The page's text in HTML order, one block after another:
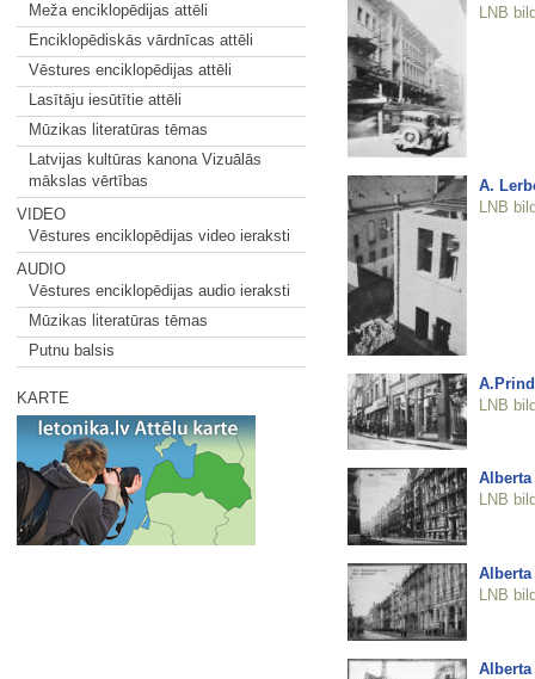
Meža enciklopēdijas attēli
Enciklopēdiskās vārdnīcas attēli
Vēstures enciklopēdijas attēli
Lasītāju iesūtītie attēli
Mūzikas literatūras tēmas
Latvijas kultūras kanona Vizuālās
mākslas vērtības
VIDEO
Vēstures enciklopēdijas video ieraksti
AUDIO
Vēstures enciklopēdijas audio ieraksti
Mūzikas literatūras tēmas
Putnu balsis
KARTE
LNB
A.
LNB
LNB
Alberta
LNB
Alberta
LNB
Alberta